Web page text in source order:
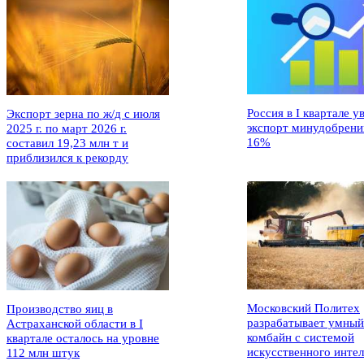
Экспорт зерна по ж/д с июля
2025 г. по март 2026 г.
составил 19,23 млн т и
приблизился к рекорду
Россия в I квартале
экспорт
16%
Производство яиц в
Астраханской области в I
квартале осталось на уровне
112 млн штук
Московский Политех
разрабатывает умный
комбайн с системой
искусственного